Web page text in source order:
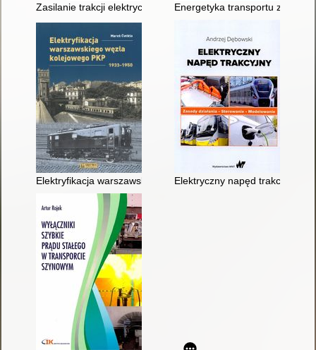
Zasilanie trakcji elektrycznej w systemie prądu stałego 3 kV
Energetyka transportu
Elektryfikacja warszawskiego węzła kolejowego PKP 1933-
Elektryczny napęd trakcyjny :